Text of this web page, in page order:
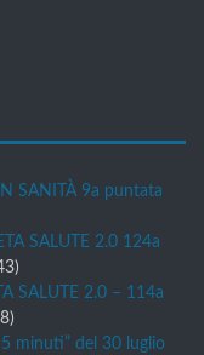
SANITÀ 9a puntata
SALUTE 2.0 124a
SALUTE 2.0 – 114a
minuti” del 30 luglio